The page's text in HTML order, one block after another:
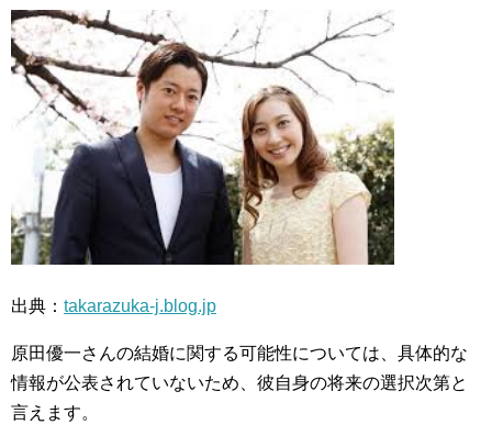
出典： takarazuka-j.blog.jp
原田優一さんの結婚に関する可能性については、具体的な
情報が公表されていないため、彼自身の将来の選択次第と
言えます。